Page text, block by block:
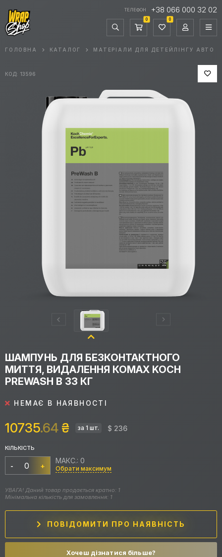
ТЕЛЕФОН +38 066 000 32 02
0 0
ГОЛОВНА КАТАЛОГ МАТЕРІАЛИ ДЛЯ ДЕТЕЙЛІНГУ АВТО
ШАМПУНЬ ДЛЯ БЕЗКОНТАКТНОГО
МИТТЯ, ВИДАЛЕННЯ КОМАХ KOCH
PREWASH B 33 КГ
НЕМАЄ В НАЯВНОСТІ
10735.64 ₴ за 1 шт. $ 236
КІЛЬКІСТЬ
- +
МАКС.: 0
Обрати максимум
УВАГА! Даний товар продається кратно: 1
Мінімальна кількість для замовлення: 1
ПОВІДОМИТИ ПРО НАЯВНІСТЬ
Хочеш дізнатися більше?
КОД: 13596